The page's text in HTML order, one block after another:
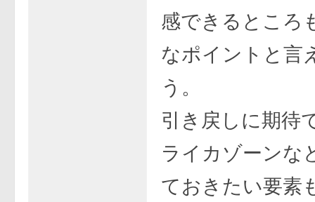
感できるところ
なポイントと言
う。
引き戻しに期待
ライカゾーンな
ておきたい要素